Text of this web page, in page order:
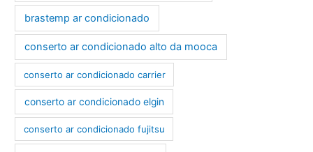
brastemp ar condicionado
conserto ar condicionado alto da mooca
conserto ar condicionado carrier
conserto ar condicionado elgin
conserto ar condicionado fujitsu